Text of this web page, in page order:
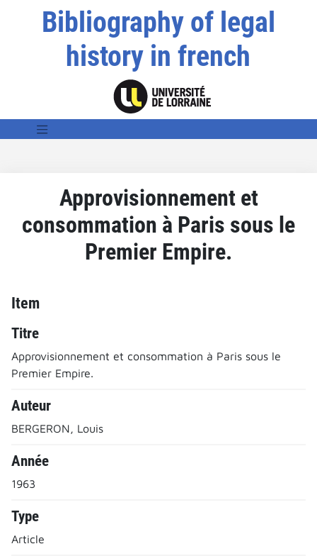
Bibliography of legal
history in french
Approvisionnement et
consommation à Paris sous le
Premier Empire.
Item
Titre
Approvisionnement et consommation à Paris sous le
Premier Empire.
Auteur
BERGERON, Louis
Année
1963
Type
Article